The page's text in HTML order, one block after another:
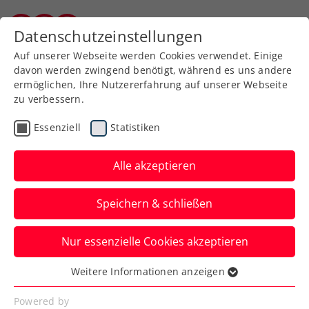
Zurück zur Newsübersicht
ITF
Thilo Behrmann in
Äthiopien nicht zu
stoppen
Der 15-Jährige legt in Addis Abeba einen
weiteren Turniersieg nach.
Verfasst von: Stefan Pletzer, 26.02.2023
Datenschutzeinstellungen
Auf unserer Webseite werden Cookies verwendet. Einige
davon werden zwingend benötigt, während es uns andere
ermöglichen, Ihre Nutzererfahrung auf unserer Webseite
zu verbessern.
Essenziell Statistiken
Alle akzeptieren
Speichern & schließen
Nur essenzielle Cookies akzeptieren
Essenziell
Essenzielle Cookies werden für grundlegende
Weitere Informationen anzeigen
Powered by